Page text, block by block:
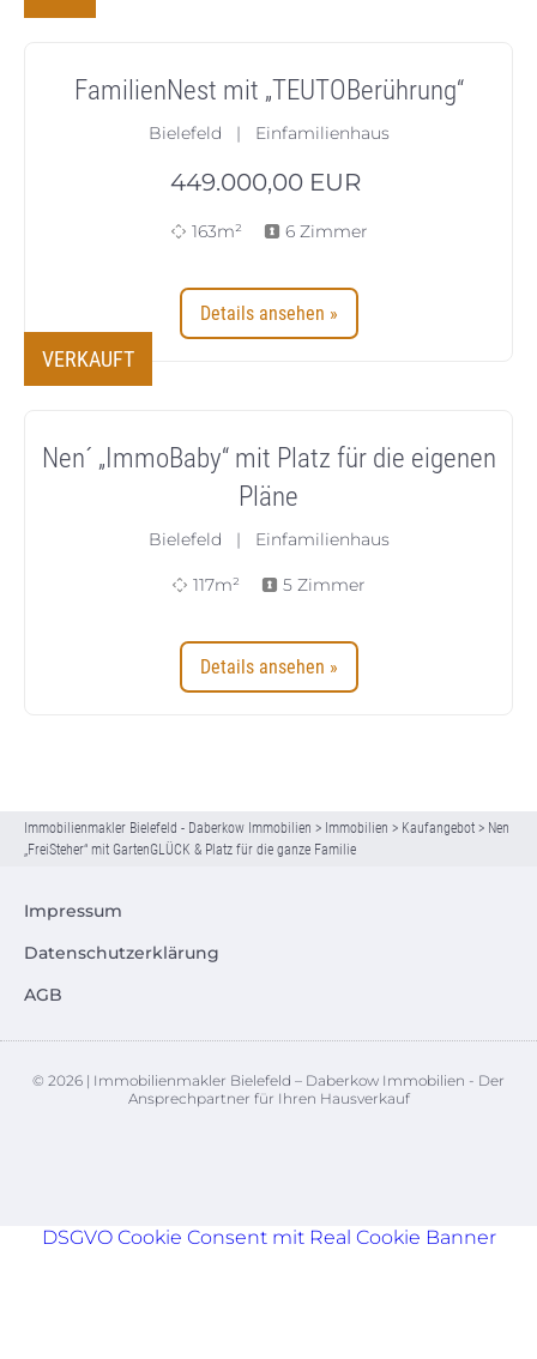
FamilienNest mit „TEUTOBerührung“
Bielefeld | Einfamilienhaus
449.000,00 EUR
163m² 6 Zimmer
Details ansehen »
VERKAUFT
Nen´ „ImmoBaby“ mit Platz für die eigenen
Pläne
Bielefeld | Einfamilienhaus
117m² 5 Zimmer
Details ansehen »
Immobilienmakler Bielefeld - Daberkow Immobilien > Immobilien > Kaufangebot > Nen
„FreiSteher“ mit GartenGLÜCK & Platz für die ganze Familie
Impressum
Datenschutzerklärung
AGB
© 2026 | Immobilienmakler Bielefeld – Daberkow Immobilien - Der
Ansprechpartner für Ihren Hausverkauf
DSGVO Cookie Consent mit Real Cookie Banner